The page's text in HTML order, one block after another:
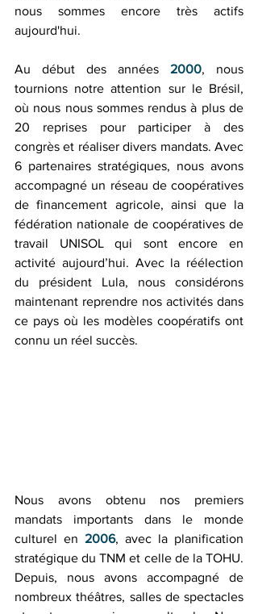
nous sommes encore très actifs
aujourd'hui.
Au début des années 2000, nous
tournions notre attention sur le Brésil,
où nous nous sommes rendus à plus de
20 reprises pour participer à des
congrès et réaliser divers mandats. Avec
6 partenaires stratégiques, nous avons
accompagné un réseau de coopératives
de financement agricole, ainsi que la
fédération nationale de coopératives de
travail UNISOL qui sont encore en
activité aujourd’hui. Avec la réélection
du président Lula, nous considérons
maintenant reprendre nos activités dans
ce pays où les modèles coopératifs ont
connu un réel succès.
Nous avons obtenu nos premiers
mandats importants dans le monde
culturel en 2006, avec la planification
stratégique du TNM et celle de la TOHU.
Depuis, nous avons accompagné de
nombreux théâtres, salles de spectacles